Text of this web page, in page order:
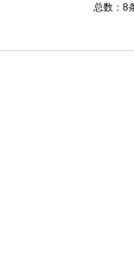
总数：8